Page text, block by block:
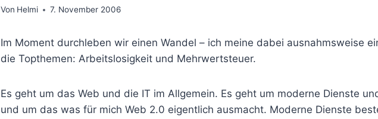
Von Helmi 7. November 2006
Im Moment durchleben wir einen Wandel – ich meine dabei ausnahmsweise
die Topthemen: Arbeitslosigkeit und Mehrwertsteuer.
Es geht um das Web und die IT im Allgemein. Es geht um moderne Dienste
und um das was für mich Web 2.0 eigentlich ausmacht. Moderne Dienste